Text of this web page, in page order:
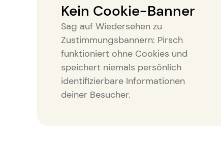
Kein Cookie-Banner
Sag auf Wiedersehen zu
Zustimmungsbannern: Pirsch
funktioniert ohne Cookies und
speichert niemals persönlich
identifizierbare Informationen
deiner Besucher.